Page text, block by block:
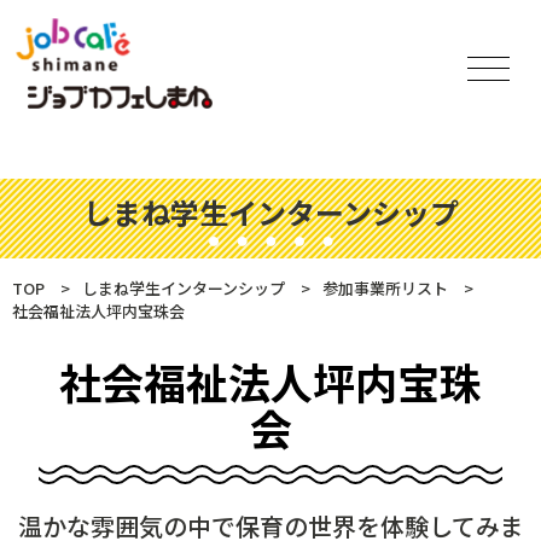
しまね学生インターンシップ
TOP しまね学生インターンシップ
参加事業所リスト
社会福祉法人坪内宝珠会
社会福祉法人坪内宝珠
会
温かな雰囲気の中で保育の世界を体験してみま